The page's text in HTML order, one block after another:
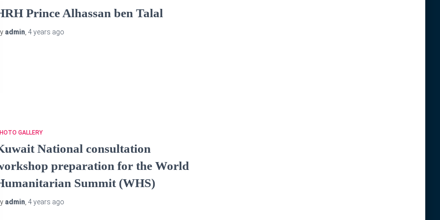
Prince Alhassan ben Talal
admin,4 years ago
GALLERY
National consultation
preparation for the World
Summit (WHS)
admin ,4 years ago